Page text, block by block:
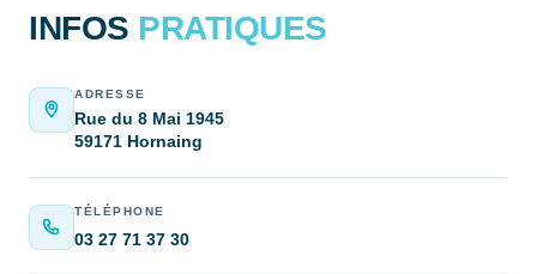
INFOS PRATIQUES
ADRESSE
Rue du 8 Mai 1945
59171 Hornaing
TÉLÉPHONE
03 27 71 37 30